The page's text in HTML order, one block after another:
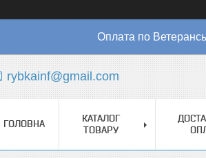
Оплата по
rybkainf@gmail.com
ГОЛОВНА
КАТАЛОГ
ТОВАРУ